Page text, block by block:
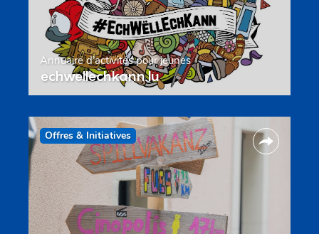
Annuaire d’activités pour jeunes
echwellechkann.lu
Offres & Initiatives